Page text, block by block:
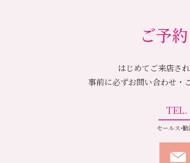
ご予
はじめてご来店さ
事前に必ずお問い合わせ・
TEL.
セールス•